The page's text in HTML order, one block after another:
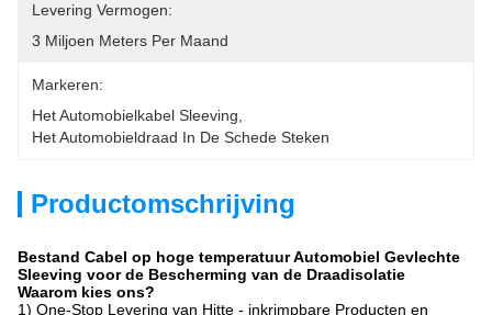
Levering Vermogen:
3 Miljoen Meters Per Maand
Markeren:
Het Automobielkabel Sleeving
Het Automobieldraad In De Schede Steken
Productomschrijving
Bestand Cabel op hoge temperatuur Automobiel Gevlechte
Sleeving voor de Bescherming van de Draadisolatie
Waarom kies ons?
1) One-Stop Levering van Hitte - inkrimpbare Producten en